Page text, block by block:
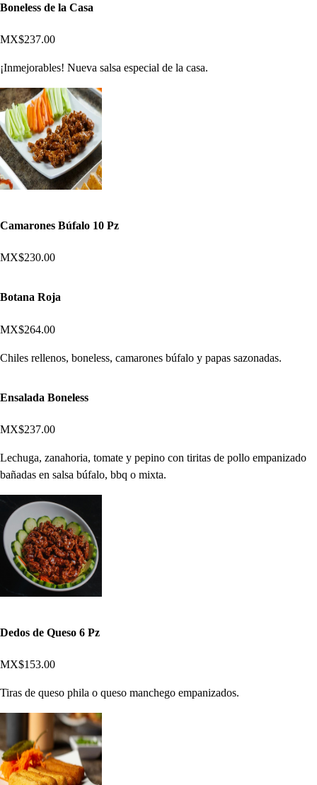
Boneless de la Casa
MX$237.00
¡Inmejorables! Nueva salsa especial de la casa.
Camarones Búfalo 10 Pz
MX$230.00
Botana Roja
MX$264.00
Chiles rellenos, boneless, camarones búfalo y papas sazonadas.
Ensalada Boneless
MX$237.00
Lechuga, zanahoria, tomate y pepino con tiritas de pollo empanizado
bañadas en salsa búfalo, bbq o mixta.
Dedos de Queso 6 Pz
MX$153.00
Tiras de queso phila o queso manchego empanizados.